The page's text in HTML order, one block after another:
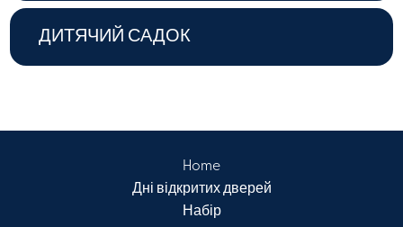
ДИТЯЧИЙ САДОК
Home
Дні відкритих дверей
Набір